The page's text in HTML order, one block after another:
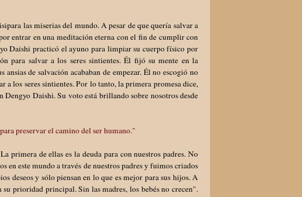
las miserias del mundo. A pesar de que quería salvar a
entrar en una meditación eterna con el fin de cumplir con
Daishi practicó el ayuno para limpiar su cuerpo físico por
para salvar a los seres sintientes. Él fijó su mente en la
de salvación acababan de empezar. Él no escogió no
a los seres sintientes. Por lo tanto, la primera promesa dice,
Daishi. Su voto está brillando sobre nosotros desde
preservar el camino del ser humano."
primera de ellas es la deuda para con nuestros padres. No
este mundo a través de nuestros padres y fuimos criados
deseos y sólo piensan en lo que es mejor para sus hijos. A
prioridad principal. Sin las madres, los bebés no crecen".